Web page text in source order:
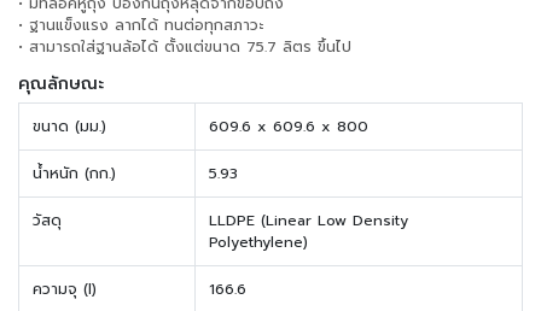
• ฐานแข็งแรง ลากได้ ทนต่อทุกสภาวะ
• สามารถใส่ฐานล้อได้ ตั้งแต่ขนาด 75.7 ลิตร ขึ้นไป
คุณลักษณะ
ขนาด (มม.) 609.6 x 609.6 x 800
น้ำหนัก (กก.) 5.93
วัสดุ
LLDPE (Linear Low Density
Polyethylene)
ความจุ (l) 166.6